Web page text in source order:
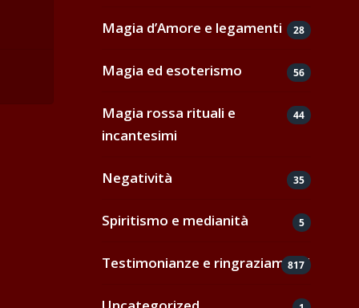
Magia d’Amore e legamenti 28
Magia ed esoterismo 56
Magia rossa rituali e
incantesimi
44
Negatività 35
Spiritismo e medianità 5
Testimonianze e ringraziamenti
817